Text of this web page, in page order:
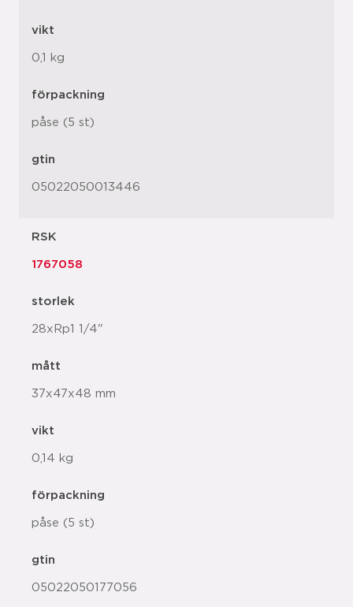
vikt
0,1 kg
förpackning
påse (5 st)
gtin
05022050013446
RSK
1767058
storlek
28xRp1 1/4"
mått
37x47x48 mm
vikt
0,14 kg
förpackning
påse (5 st)
gtin
05022050177056